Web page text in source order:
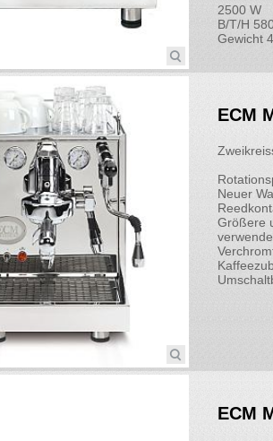
2500 W
B/T/H
Gewicht
ECM
Neuer
Größere
ECM